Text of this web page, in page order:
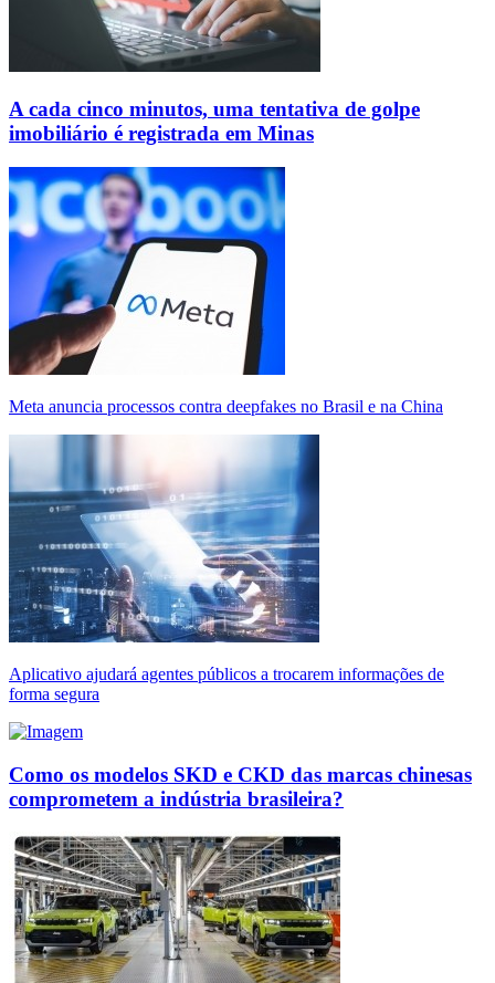
A cada cinco minutos, uma tentativa de golpe
imobiliário é registrada em Minas
Meta anuncia processos contra deepfakes no Brasil e na China
Aplicativo ajudará agentes públicos a trocarem informações de
forma segura
Como os modelos SKD e CKD das marcas chinesas
comprometem a indústria brasileira?